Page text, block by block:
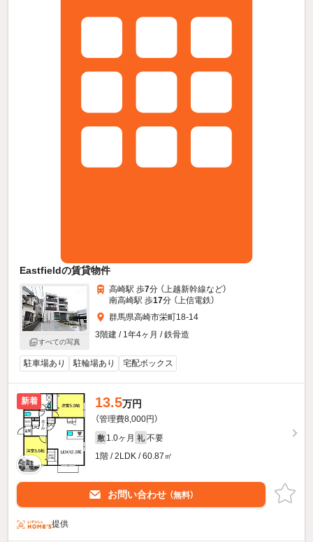
Eastfieldの賃貸物件
すべての写真
高崎駅 歩7分 （上越新幹線など）
南高崎駅 歩17分 （上信電鉄）
群馬県高崎市栄町18-14
3階建 / 1年4ヶ月 / 鉄骨造
駐車場あり 駐輪場あり 宅配ボックス
新着 13.5万円
（管理費8,000円）
敷 1.0ヶ月 礼 不要
1階 / 2LDK / 60.87㎡
お問い合わせ （無料）
提供